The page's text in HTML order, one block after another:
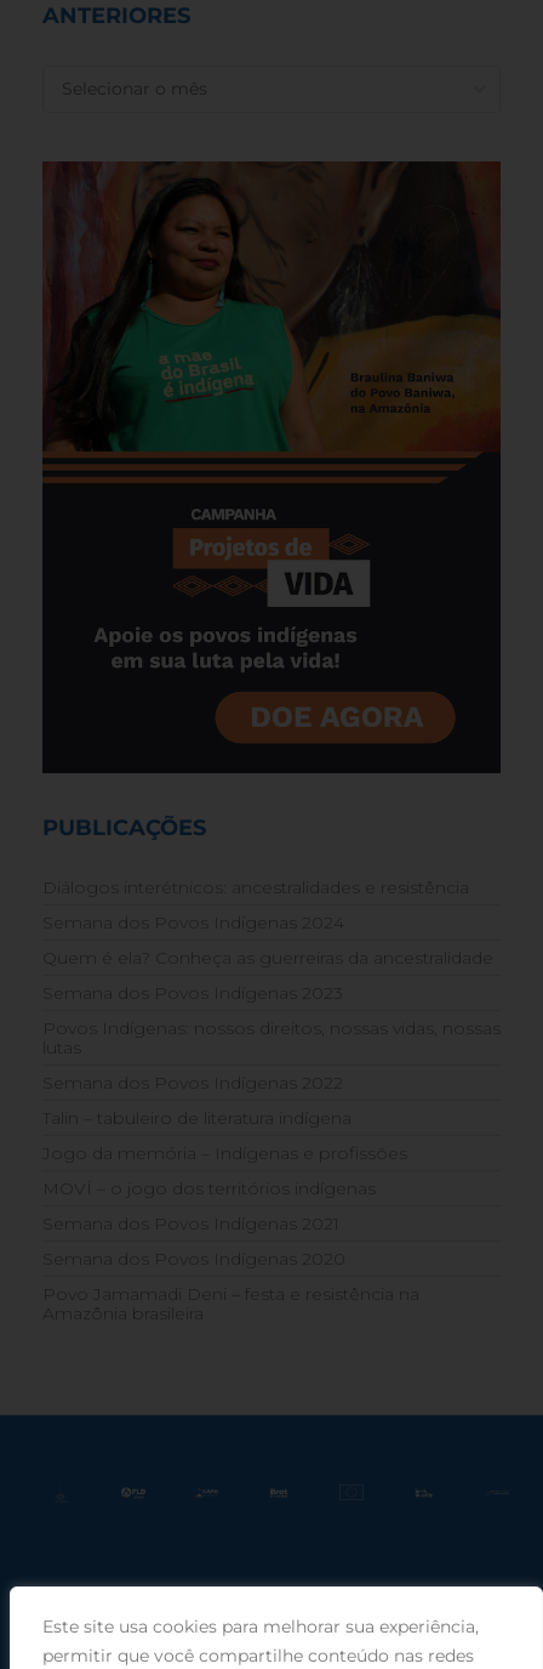
Este site usa cookies para melhorar sua experiência,
permitir que você compartilhe conteúdo nas redes
ANTERIORES
PUBLICAÇÕES
Diálogos interétnicos: ancestralidades e resistência
Semana dos Povos Indígenas 2024
Quem é ela? Conheça as guerreiras da ancestralidade
Semana dos Povos Indígenas 2023
Povos Indígenas: nossos direitos, nossas vidas, nossas
lutas
Semana dos Povos Indígenas 2022
Talin – tabuleiro de literatura indígena
Jogo da memória – Indígenas e profissões
MOVÍ – o jogo dos territórios indígenas
Semana dos Povos Indígenas 2021
Semana dos Povos Indígenas 2020
Povo Jamamadi Deni – festa e resistência na
Amazônia brasileira
Praça Rui Barbosa, 220, sala 66, Porto Alegre, RS, 90030-100 |